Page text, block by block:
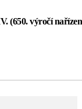
(650. výročí